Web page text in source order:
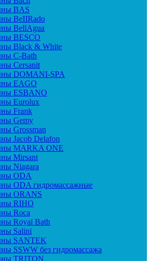
BAS
BeIIRado
BellAgua
BESCO
Black & White
C-Bath
Cersanit
DOMANI-SPA
EAGO
ESBANO
Eurolux
Frank
Gemy
Grossman
Jacob Delafon
MARKA ONE
Mirsant
Niagara
ODA
ODA гидромассажные
ORANS
RIHO
Roca
Royal Bath
Salini
SANTEK
SSWW без гидромассажа
TRITON